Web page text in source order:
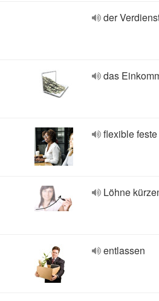
der
das
flexible
Löhne
entlassen